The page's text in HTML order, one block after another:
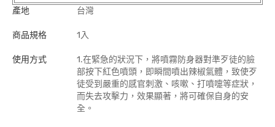
產地
台灣
商品規格 1入
使用方式
1.在緊急的狀況下，將噴霧防身器對準歹徒的臉
部按下紅色噴頭，即瞬間噴出辣椒氣體，致使歹
徒受到嚴重的感官刺激、咳嗽、打噴嚏等症狀，
而失去攻擊力，效果顯著，將可確保自身的安
全。